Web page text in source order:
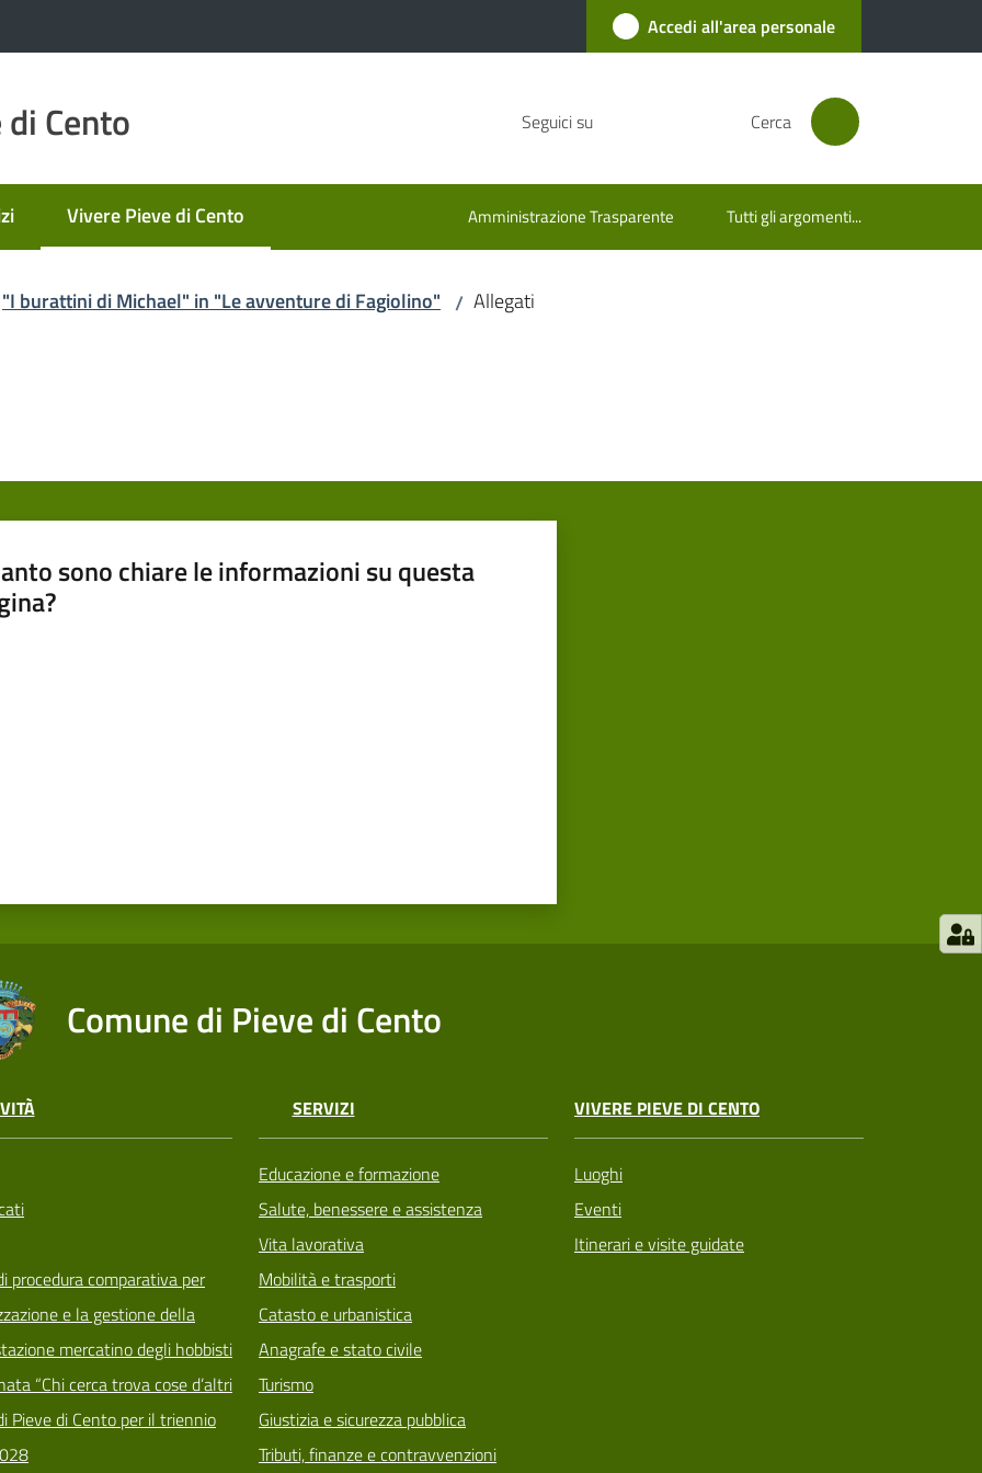
Accedi all'area personale
Cento Seguici su Cerca
Vivere Pieve di Cento
Menu selezionato Amministrazione Trasparente Tutti gli argomenti...
"I burattini di Michael" in "Le avventure di Fagiolino" / Allegati
sono chiare le informazioni su questa
Comune di Pieve di Cento
procedura comparativa per
e la gestione della
mercatino degli hobbisti
“Chi cerca trova cose d’altri
Pieve di Cento per il triennio
SERVIZI
Educazione e formazione
Salute, benessere e assistenza
Vita lavorativa
Mobilità e trasporti
Catasto e urbanistica
Anagrafe e stato civile
Turismo
Giustizia e sicurezza pubblica
Tributi, finanze e contravvenzioni
VIVERE PIEVE DI CENTO
Luoghi
Eventi
Itinerari e visite guidate